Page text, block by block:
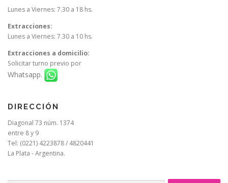
Lunes a Viernes: 7.30 a 18 hs.
Extracciones:
Lunes a Viernes: 7.30 a 10 hs.
Extracciones a domicilio:
Solicitar turno previo por
Whatsapp.
DIRECCIÓN
Diagonal 73 núm. 1374
entre 8 y 9
Tel: (0221) 4223878 / 4820441
La Plata - Argentina.